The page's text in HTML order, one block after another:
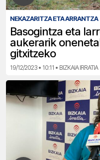
NEKAZARITZA ETA ARRANTZA
Basogintza eta
aukerarik
gitxitzeko
19/12/2023 • 10:11 • BIZKAIA IRRATIA